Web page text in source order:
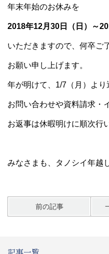
年末年始のお休みを
2018年12月30日（日）～
いただきますので、何卒ご
お願い申し上げます。
年が明けて、1/7（月）より
お問い合わせや資料請求・
お返事は休暇明けに順次行
みなさまも、タノシイ年越
前の記事